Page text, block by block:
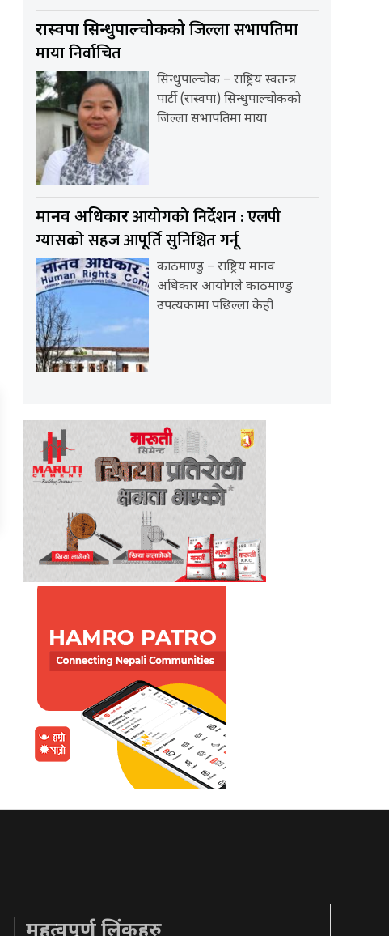
रास्वपा सिन्धुपाल्चोककोजिल्ला सभापतिमा
माया निर्वाचित
सिन्धुपाल्चोक – राष्ट्रिय स्वतन्त्र
पार्टी (रास्वपा) सिन्धुपाल्चोकको
जिल्ला सभापतिमा माया
मानव अधिकारआयोगको निर्देशन : एलपी
ग्यासको सहज आपूर्ति सुनिश्चित गर्नू
काठमाण्डु – राष्ट्रिय मानव
अधिकार आयोगले काठमाण्डु
उपत्यकामा पछिल्ला केही